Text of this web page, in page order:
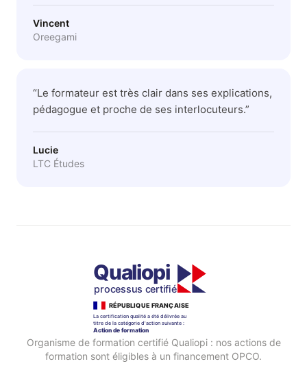
Vincent
Oreegami
“Le formateur est très clair dans ses explications,
pédagogue et proche de ses interlocuteurs.”
Lucie
LTC Études
Organisme de formation certifié Qualiopi : nos actions de
formation sont éligibles à un financement OPCO.